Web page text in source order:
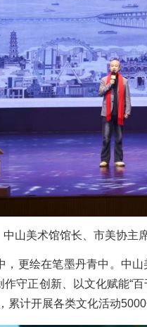
中山美术馆馆长、 市美协主
，更绘在笔墨丹青中。中山
守正创新、以文化赋能“
累计开展各类文化活动